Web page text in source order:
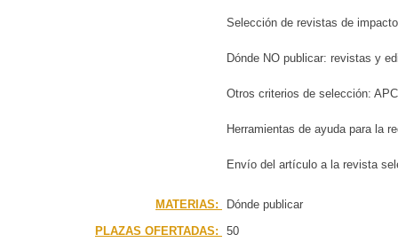
Selección de revistas de
Dónde NO publicar: revistas y
Otros criterios de selección:
Herramientas de ayuda para la
Envío del artículo a la revista
MATERIAS:
Dónde publicar
PLAZAS OFERTADAS:
50